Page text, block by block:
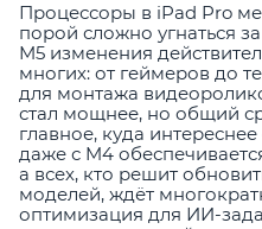
Процессоры в iPad Pro
порой сложно угнаться
M5 изменения
многих: от геймеров до
для монтажа
стал мощнее, но общий
главное, куда
даже с M4
а всех, кто решит
моделей, ждёт
оптимизация для ИИ-